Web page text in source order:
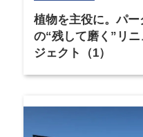
植物を主役に。パ
の“残して磨く”リ
ジェクト（1）